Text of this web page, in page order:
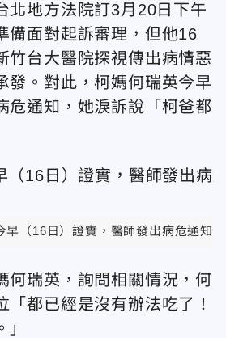
北地方法院訂3月20日下午
備面對起訴審理，但他16
竹台大醫院探視傳出病情惡
發。對此，柯媽何瑞英今早
危通知，她淚訴說「柯爸都
早（16日）證實，醫師發出病危通知
何瑞英，詢問相關情況，何
「都已經是沒有辦法吃了！